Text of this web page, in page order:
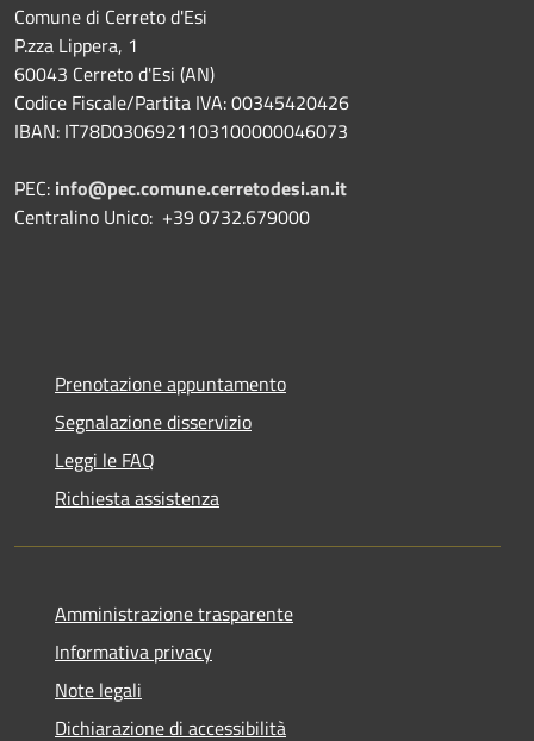
Comune di Cerreto d'Esi
P.zza Lippera, 1
60043 Cerreto d'Esi (AN)
Codice Fiscale/Partita IVA: 00345420426
IBAN: IT78D0306921103100000046073
PEC: info@pec.comune.cerretodesi.an.it
Centralino Unico: +39 0732.679000
Prenotazione appuntamento
Segnalazione disservizio
Leggi le FAQ
Richiesta assistenza
Amministrazione trasparente
Informativa privacy
Note legali
Dichiarazione di accessibilità